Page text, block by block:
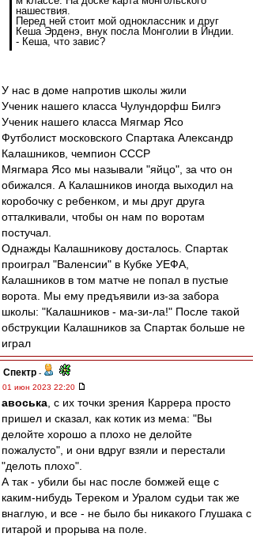
нашествия.
Перед ней стоит мой одноклассник и друг
Кеша Эрденэ, внук посла Монголии в Индии.
- Кеша, что завис?
У нас в доме напротив школы жили
Ученик нашего класса Чулундорфш Билгэ
Ученик нашего класса Мягмар Ясо
Футболист московского Спартака Александр
Калашников, чемпион СССР
Мягмара Ясо мы называли "яйцо", за что он
обижался. А Калашников иногда выходил на
коробочку с ребенком, и мы друг друга
отталкивали, чтобы он нам по воротам
постучал.
Однажды Калашникову досталось. Спартак
проиграл "Валенсии" в Кубке УЕФА,
Калашников в том матче не попал в пустые
ворота. Мы ему предъявили из-за забора
школы: "Калашников - ма-зи-ла!" После такой
обструкции Калашников за Спартак больше не
играл
Спектр -
01 июн 2023 22:20
авоська , с их точки зрения Каррера просто
пришел и сказал, как котик из мема: "Вы
делойте хорошо а плохо не делойте
пожалусто", и они вдруг взяли и перестали
"делоть плохо".
А так - убили бы нас после бомжей еще с
каким-нибудь Тереком и Уралом судьи так же
внаглую, и все - не было бы никакого Глушака с
гитарой и прорыва на поле.